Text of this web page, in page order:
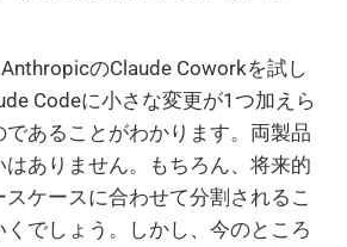
のClaude Coworkを試し
Codeに小さな変更が1つ加えら
であることがわかります。両製品
はありません。もちろん、将来的
ケースに合わせて分割されるこ
くでしょう。しかし、今のところ